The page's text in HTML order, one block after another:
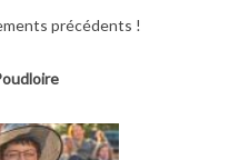
précédents !